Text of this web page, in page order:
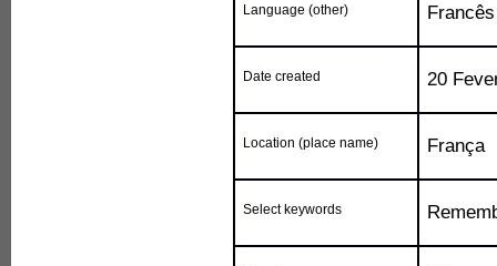
Language (other) Francês
Date created 20
Location (place name) França
Select keywords